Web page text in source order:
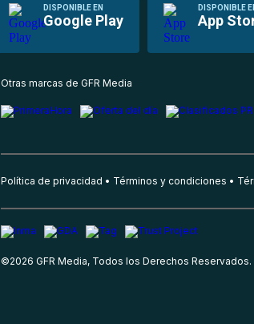
DISPONIBLE EN
Google Play
DISPONIBLE
App
Otras marcas de GFR Media
Política de privacidad Términos y condiciones
©2026 GFR Media, Todos los Derechos Reservados.